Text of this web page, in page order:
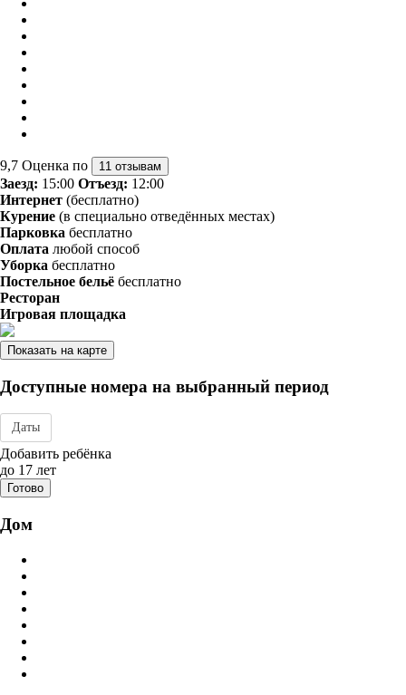
9,7 Оценка по 11 отзывам
Заезд: 15:00 Отъезд: 12:00
Интернет (бесплатно)
Курение (в специально отведённых местах)
Парковка бесплатно
Оплата любой способ
Уборка бесплатно
Постельное бельё бесплатно
Ресторан
Игровая площадка
Показать на карте
Доступные номера на выбранный период
Даты
Дата заезда - отъезда
Добавить ребёнка
до 17 лет
Готово
Дом